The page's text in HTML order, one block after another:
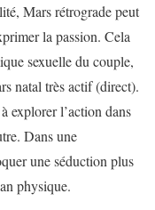
Mars rétrograde peut
la passion. Cela
sexuelle du couple,
natal très actif (direct).
explorer l’action dans
Dans une
une séduction plus
physique.